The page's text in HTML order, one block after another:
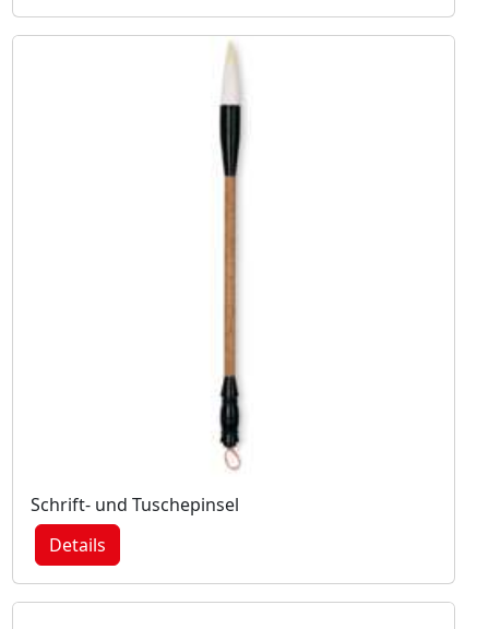
Schrift- und Tuschepinsel
Details